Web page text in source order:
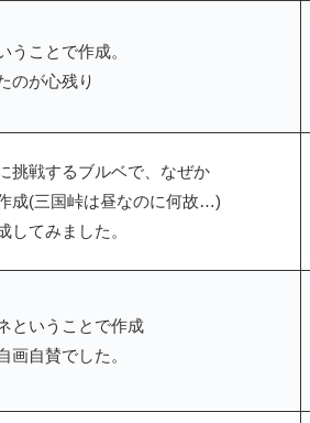
うことで作成。
のが心残り
挑戦するブルベで、なぜか
成(三国峠は昼なのに何故…)
してみました。
ということで作成
画自賛でした。